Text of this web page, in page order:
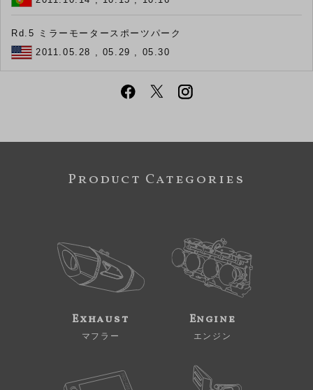
Rd.5 ミラーモータースポーツパーク
2011.05.28 , 05.29 , 05.30
Product Categories
Exhaust
マフラー
Engine
エンジン